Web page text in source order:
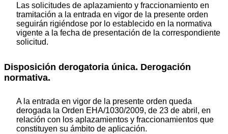
Las solicitudes de aplazamiento y fraccionamiento en
tramitación a la entrada en vigor de la presente orden
seguirán rigiéndose por lo establecido en la normativa
vigente a la fecha de presentación de la correspondiente
solicitud.
Disposición derogatoria única. Derogación
normativa.
A la entrada en vigor de la presente orden queda
derogada la Orden EHA/1030/2009, de 23 de abril, en
relación con los aplazamientos y fraccionamientos que
constituyen su ámbito de aplicación.